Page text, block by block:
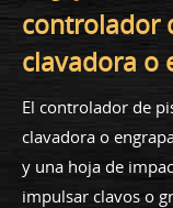
controlador
clavadora o
El controlador de
clavadora o
y una hoja de
impulsar clavos o